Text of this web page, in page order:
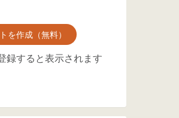
を作成（無料）
録すると表示されます